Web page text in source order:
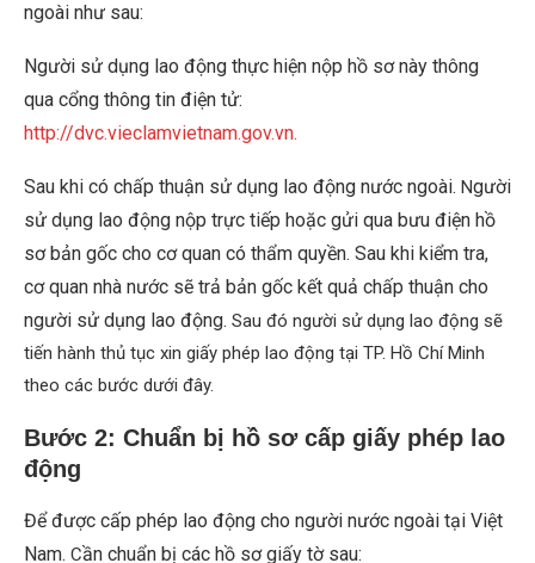
ngoài như sau:
Người sử dụng lao động thực hiện nộp hồ sơ này thông
qua cổng thông tin điện tử:
http://dvc.vieclamvietnam.gov.vn.
Sau khi có chấp thuận sử dụng lao động nước ngoài. Người
sử dụng lao động nộp trực tiếp hoặc gửi qua bưu điện hồ
sơ bản gốc cho cơ quan có thẩm quyền. Sau khi kiểm tra,
cơ quan nhà nước sẽ trả bản gốc kết quả chấp thuận cho
người sử dụng lao động. Sau đó người sử dụng lao động sẽ
tiến hành thủ tục xin giấy phép lao động tại TP. Hồ Chí Minh
theo các bước dưới đây.
Bước 2: Chuẩn bị hồ sơ cấp giấy phép lao
động
Để được cấp phép lao động cho người nước ngoài tại Việt
Nam. Cần chuẩn bị các hồ sơ giấy tờ sau: